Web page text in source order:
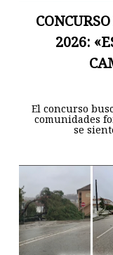
2026:
El concurso
comunidades
se